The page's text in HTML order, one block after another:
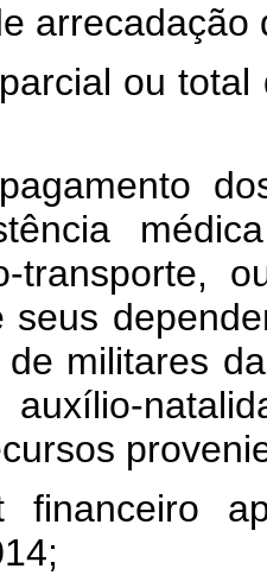
ou
transporte,
seus
militares
financeiro